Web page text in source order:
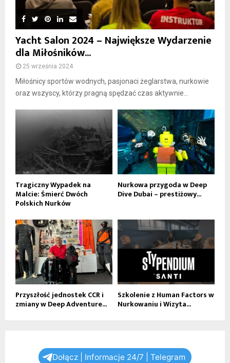
Yacht Salon 2024 – Największe Wydarzenie
dla Miłośników...
25 września 2024
Miłośnicy sportów wodnych, pasjonaci żeglarstwa, nurkowie
oraz wszyscy, którzy pragną spędzać czas aktywnie...
Tragiczny Wypadek na
Malcie: Śmierć Dwóch
Polskich Nurków
Nurkowa przygoda w Deep
Dive Dubai – prestiżowy...
Przyszłość jednostek CCR i
zmiany w Deep Adventure...
Szkolenie z Human Factors w
Nurkowaniu i Wizyta...
Dołącz | Informacje 24/7 | Telegram